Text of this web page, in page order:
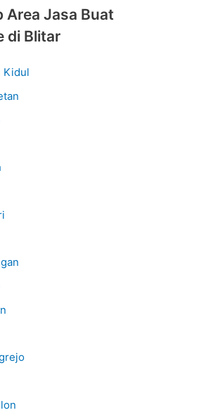
Area Jasa Buat
di Blitar
Kidul